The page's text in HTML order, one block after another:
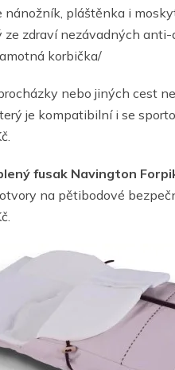
pláštěnka i
zdraví nezávadných
korbička/
nebo jiných cest
je kompatibilní i se
fusak Navington
na pětibodové